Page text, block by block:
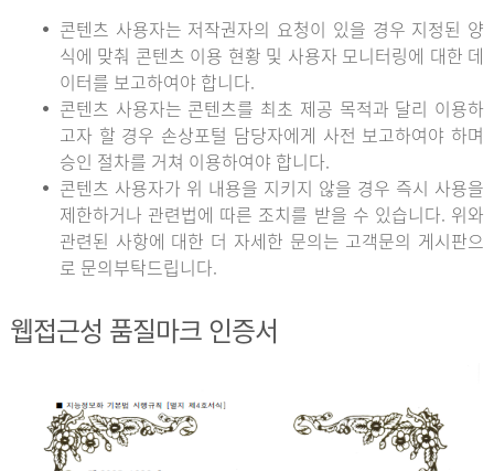
콘텐츠 사용자는 저작권자의 요청이 있을 경우 지정된 양
식에 맞춰 콘텐츠 이용 현황 및 사용자 모니터링에 대한 데
이터를 보고하여야 합니다.
콘텐츠 사용자는 콘텐츠를 최초 제공 목적과 달리 이용하
고자 할 경우 손상포털 담당자에게 사전 보고하여야 하며
승인 절차를 거쳐 이용하여야 합니다.
콘텐츠 사용자가 위 내용을 지키지 않을 경우 즉시 사용을
제한하거나 관련법에 따른 조치를 받을 수 있습니다. 위와
관련된 사항에 대한 더 자세한 문의는 고객문의 게시판으
로 문의부탁드립니다.
웹접근성 품질마크 인증서